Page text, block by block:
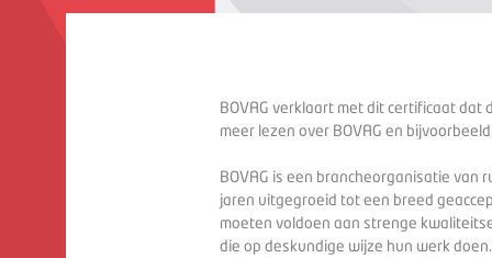
BOVAG verklaart met dit certificaat dat
meer lezen over BOVAG en
BOVAG is een brancheorganisatie van
jaren uitgegroeid tot een breed
moeten voldoen aan strenge
die op deskundige wijze hun werk